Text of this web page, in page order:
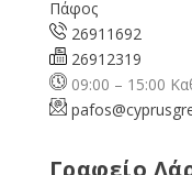
Πάφος
26911692
26912319
09:00 – 15:00